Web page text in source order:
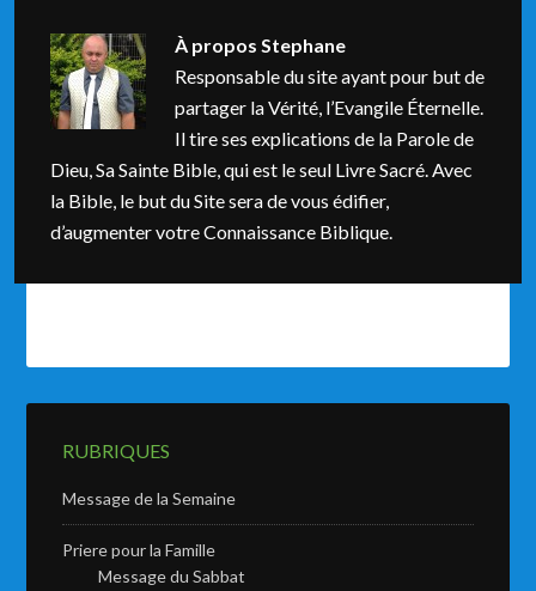
À proposStephane
Responsable du site ayant pour but de
partager la Vérité, l’Evangile Éternelle.
Il tire ses explications de la Parole de
Dieu, Sa Sainte Bible, qui est le seul Livre Sacré. Avec
la Bible, le but du Site sera de vous édifier,
d’augmenter votre Connaissance Biblique.
RUBRIQUES
Message de la Semaine
Priere pour la Famille
Message du Sabbat